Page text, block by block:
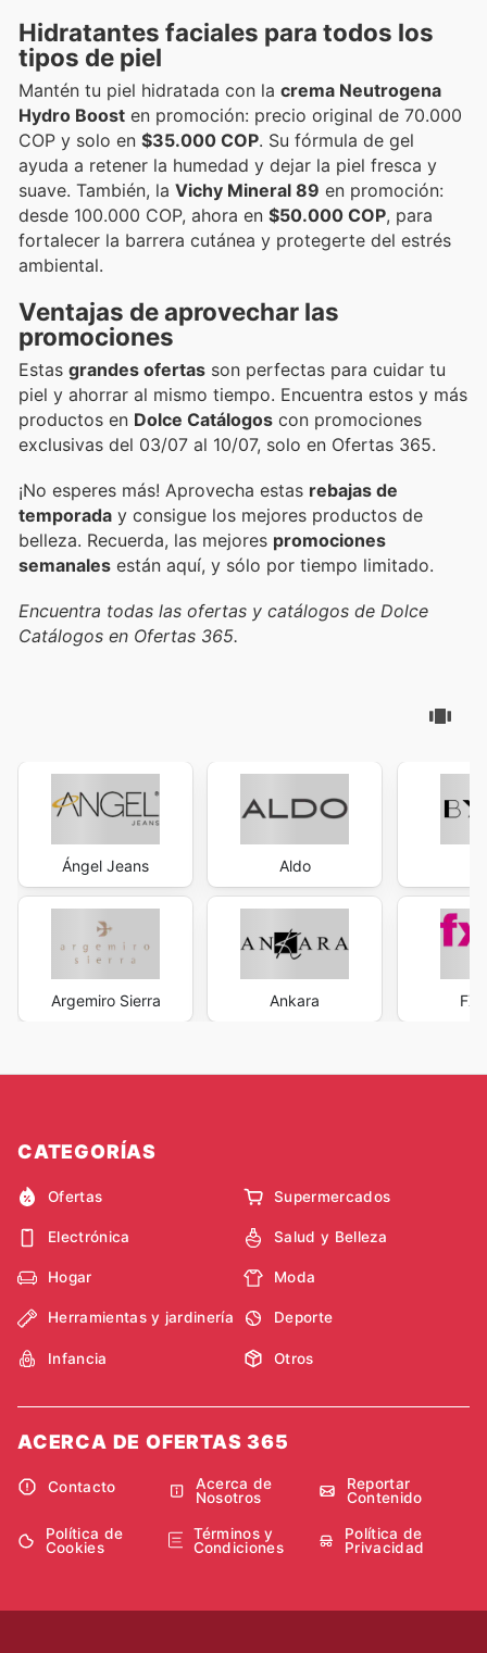
Hidratantes faciales para todos los
tipos de piel
Mantén tu piel hidratada con la crema Neutrogena
Hydro Boost en promoción: precio original de 70.000
COP y solo en $35.000 COP. Su fórmula de gel
ayuda a retener la humedad y dejar la piel fresca y
suave. También, la Vichy Mineral 89 en promoción:
desde 100.000 COP, ahora en $50.000 COP, para
fortalecer la barrera cutánea y protegerte del estrés
ambiental.
Ventajas de aprovechar las
promociones
Estas grandes ofertas son perfectas para cuidar tu
piel y ahorrar al mismo tiempo. Encuentra estos y más
productos en Dolce Catálogos con promociones
exclusivas del 03/07 al 10/07, solo en Ofertas 365.
¡No esperes más! Aprovecha estas rebajas de
temporada y consigue los mejores productos de
belleza. Recuerda, las mejores promociones
semanales están aquí, y sólo por tiempo limitado.
Encuentra todas las ofertas y catálogos de Dolce
Catálogos en Ofertas 365.
Ángel Jeans
Argemiro Sierra
Aldo
Ankara
CATEGORÍAS
Ofertas Supermercados
Electrónica Salud y Belleza
Hogar Moda
Herramientas y jardinería Deporte
Infancia Otros
ACERCA DE OFERTAS 365
Contacto
Acerca de
Nosotros
Reportar
Contenido
Política de
Cookies
Términos y
Condiciones
Política de
Privacidad